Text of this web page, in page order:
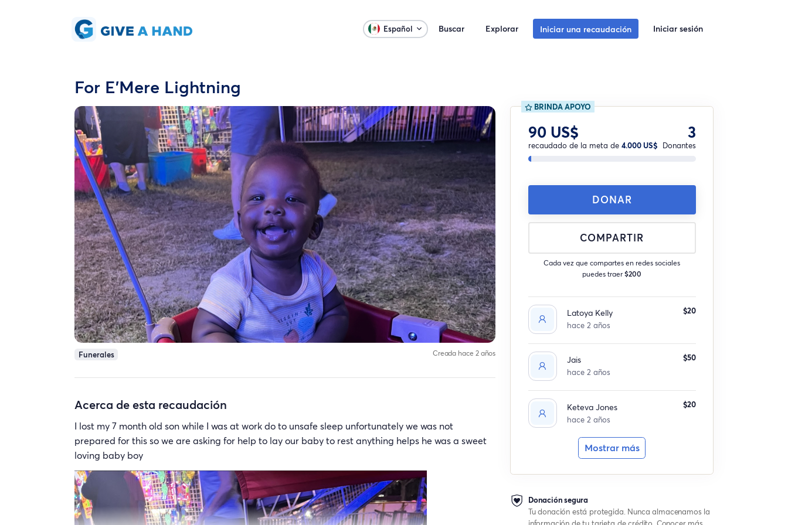
Español Buscar Explorar Iniciar una recaudación Iniciar sesión
For E’Mere Lightning
Funerales Creada hace 2 años
Acerca de esta recaudación
I lost my 7 month old son while I was at work do to unsafe sleep unfortunately we was not
prepared for this so we are asking for help to lay our baby to rest anything helps he was a sweet
loving baby boy
BRINDA APOYO
90 US$
recaudado de la meta de 4.000 US$
3
Donantes
DONAR
COMPARTIR
Cada vez que compartes en redes sociales
puedes traer$200
Latoya Kelly
hace 2 años
$20
Jais
hace 2 años
$50
Keteva Jones
hace 2 años
$20
Mostrar más
Donación segura
Tu donación está protegida. Nunca almacenamos la